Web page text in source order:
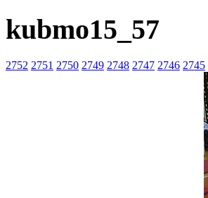
kubmo15_57
2752 2751 2750 2749 2748 2747 2746 2745